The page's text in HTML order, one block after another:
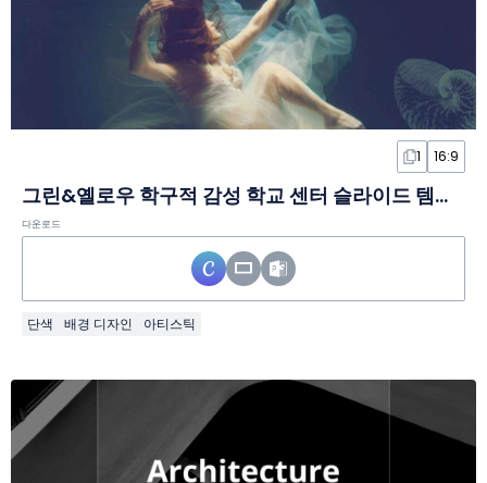
1 16:9
그린&옐로우 학구적 감성 학교 센터 슬라이드 템플릿
다운로드
단색 배경 디자인 아티스틱